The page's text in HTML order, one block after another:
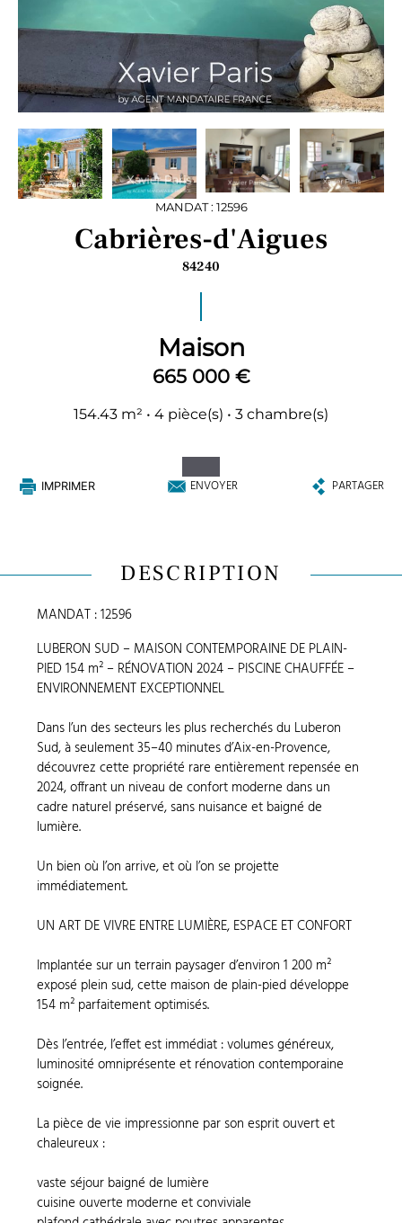
MANDAT : 12596
Cabrières-d'Aigues
84240
Maison
665 000 €
154.43 m² • 4 pièce(s) • 3 chambre(s)
IMPRIMER ENVOYER PARTAGER
DESCRIPTION
MANDAT : 12596
LUBERON SUD – MAISON CONTEMPORAINE DE PLAIN-
PIED 154 m² – RÉNOVATION 2024 – PISCINE CHAUFFÉE –
ENVIRONNEMENT EXCEPTIONNEL
Dans l’un des secteurs les plus recherchés du Luberon
Sud, à seulement 35–40 minutes d’Aix-en-Provence,
découvrez cette propriété rare entièrement repensée en
2024, offrant un niveau de confort moderne dans un
cadre naturel préservé, sans nuisance et baigné de
lumière.
Un bien où l’on arrive, et où l’on se projette
immédiatement.
UN ART DE VIVRE ENTRE LUMIÈRE, ESPACE ET CONFORT
Implantée sur un terrain paysager d’environ 1 200 m²
exposé plein sud, cette maison de plain-pied développe
154 m² parfaitement optimisés.
Dès l’entrée, l’effet est immédiat : volumes généreux,
luminosité omniprésente et rénovation contemporaine
soignée.
La pièce de vie impressionne par son esprit ouvert et
chaleureux :
vaste séjour baigné de lumière
cuisine ouverte moderne et conviviale